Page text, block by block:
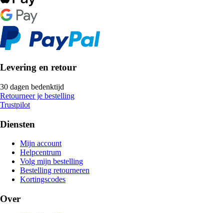
Levering en retour
30 dagen bedenktijd
Retourneer je bestelling
Trustpilot
Diensten
Mijn account
Helpcentrum
Volg mijn bestelling
Bestelling retourneren
Kortingscodes
Over